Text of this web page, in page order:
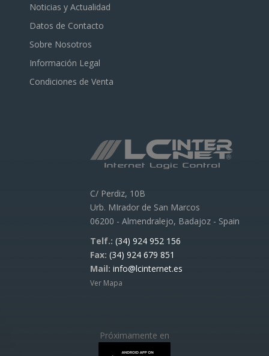
Noticias y Actualidad
Datos de Contacto
Sobre Nosotros
Información Legal
Condiciones de Venta
C/ Perdiz, 10B
Urb. MIrador de San Marcos
06200 - Almendralejo, Badajoz - Spain
Telf.: (34) 924 952 156
Fax: (34) 924 679 851
Mail: info@lcinternet.es
Ver Mapa
Próximamente en